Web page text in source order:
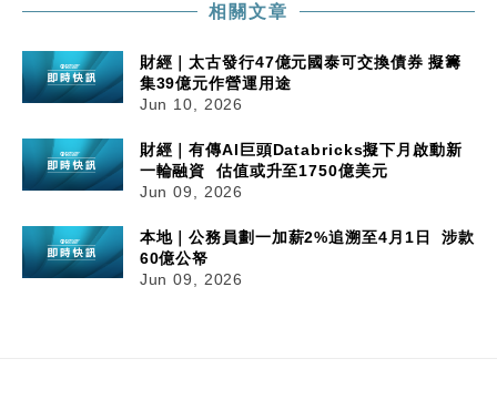
相關文章
財經｜太古發行47億元國泰可交換債券 擬籌
集39億元作營運用途
Jun 10, 2026
財經｜有傳AI巨頭Databricks擬下月啟動新
一輪融資 估值或升至1750億美元
Jun 09, 2026
本地｜公務員劃一加薪2%追溯至4月1日 涉款
60億公帑
Jun 09, 2026